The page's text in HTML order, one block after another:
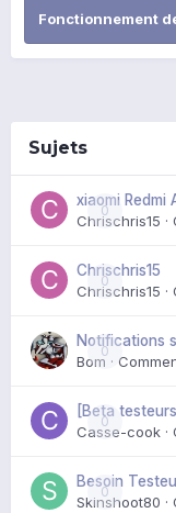
Fonctionnement
Sujets
0
xiaomi Redmi
Chrischris15
0
Chrischris15
Chrischris15
0
Notifications
Bom ·
0
[Beta
Casse-cook
0
Besoin
Skinshoot80